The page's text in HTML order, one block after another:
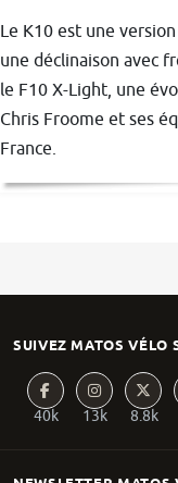
Le K10 est une
une déclinaison avec
le F10 X-Light, une
Chris Froome et ses
France.
SUIVEZ MATOS VÉLO
40k 13k 8.8k